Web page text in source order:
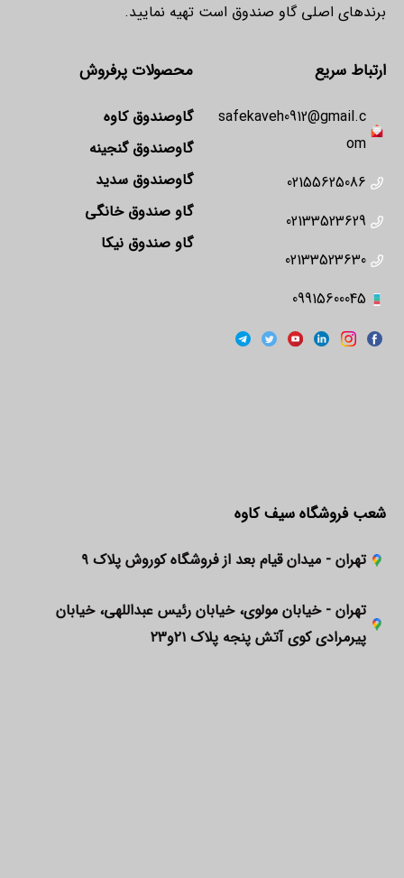
برندهای اصلی گاو صندوق است تهیه نمایید.
ارتباط سریع
safekaveh0912@gmail.c
om
02155625086
02133523629
02133523630
09915600045
محصولات پرفروش
گاوصندوق کاوه
گاوصندوق گنجینه
گاوصندوق سدید
گاو صندوق خانگی
گاو صندوق نیکا
شعب فروشگاه سیف کاوه
تهران - میدان قیام بعد از فروشگاه کوروش پلاک ۹
تهران - خیابان مولوی، خیابان رئیس عبداللهی، خیابان
پیرمرادی کوی آتش پنجه پلاک ۲۱و۲۳